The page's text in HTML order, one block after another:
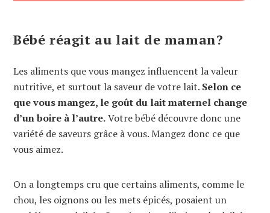
Bébé réagit au lait de maman?
Les aliments que vous mangez influencent la valeur
nutritive, et surtout la saveur de votre lait. Selon ce
que vous mangez, le goût du lait maternel change
d’un boire à l’autre.Votre bébé découvre donc une
variété de saveurs grâce à vous. Mangez donc ce que
vous aimez.
On a longtemps cru que certains aliments, comme le
chou, les oignons ou les mets épicés, posaient un